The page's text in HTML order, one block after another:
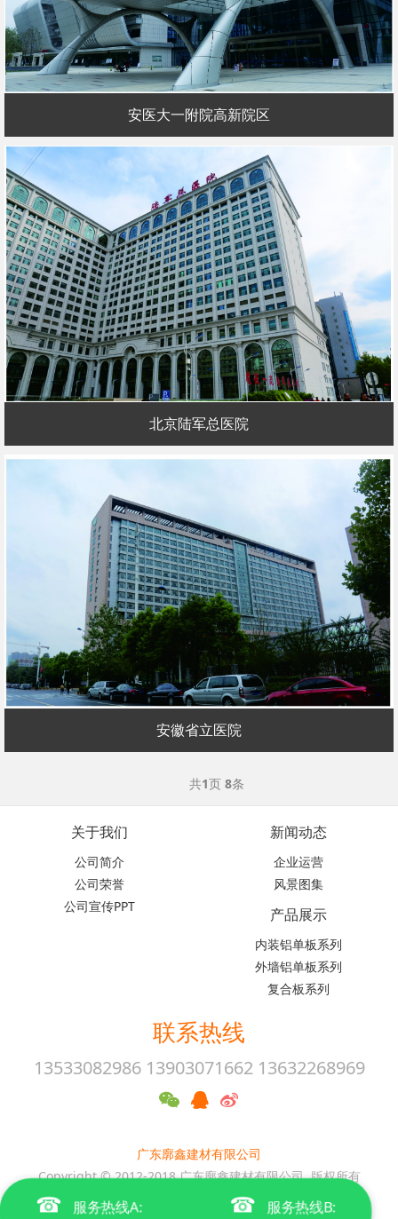
☎
服务热线A:
☎
服务热线B:
安医大一附院高新院区
北京陆军总医院
安徽省立医院
共1页 8条
关于我们
公司简介
公司荣誉
公司宣传PPT
新闻动态
企业运营
风景图集
产品展示
内装铝单板系列
外墙铝单板系列
复合板系列
联系热线
13533082986 13903071662 13632268969
广东廓鑫建材有限公司
Copyright © 2012-2018 广东廓鑫建材有限公司. 版权所有
粤ICP备19086699号-1